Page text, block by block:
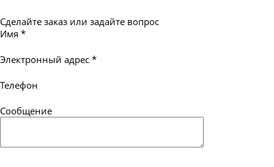
Сделайте заказ или задайте вопрос
Имя *
Электронный адрес *
Телефон
Сообщение